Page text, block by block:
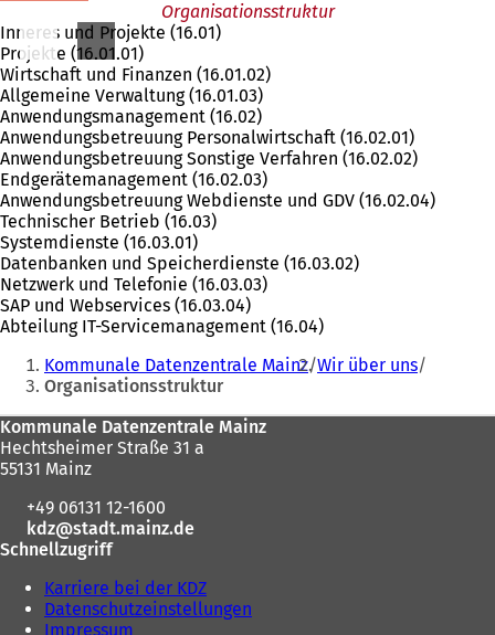
Organisationsstruktur
Inneres und Projekte (16.01)
Projekte (16.01.01)
Wirtschaft und Finanzen (16.01.02)
Allgemeine Verwaltung (16.01.03)
Anwendungsmanagement (16.02)
Anwendungsbetreuung Personalwirtschaft (16.02.01)
Anwendungsbetreuung Sonstige Verfahren (16.02.02)
Endgerätemanagement (16.02.03)
Anwendungsbetreuung Webdienste und GDV (16.02.04)
Technischer Betrieb (16.03)
Systemdienste (16.03.01)
Datenbanken und Speicherdienste (16.03.02)
Netzwerk und Telefonie (16.03.03)
SAP und Webservices (16.03.04)
Abteilung IT-Servicemanagement (16.04)
Sie
befinden
sich
hier:
Kommunale Datenzentrale Mainz Wir über uns
Organisationsstruktur
Fußbereich
Kommunale Datenzentrale Mainz
Hechtsheimer Straße 31 a
55131 Mainz
+49 06131 12-1600
kdz
stadt.mainz de
Schnellzugriff
Karriere bei der KDZ
Datenschutzeinstellungen
Impressum